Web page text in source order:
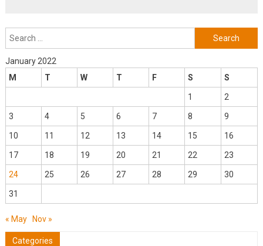
Search
for:
January 2022
M
T W T F S S
1 2
3 4 5 6 7 8 9
10 11 12 13 14 15 16
17 18 19 20 21 22 23
24 25 26 27 28 29 30
31
« May Nov »
Categories